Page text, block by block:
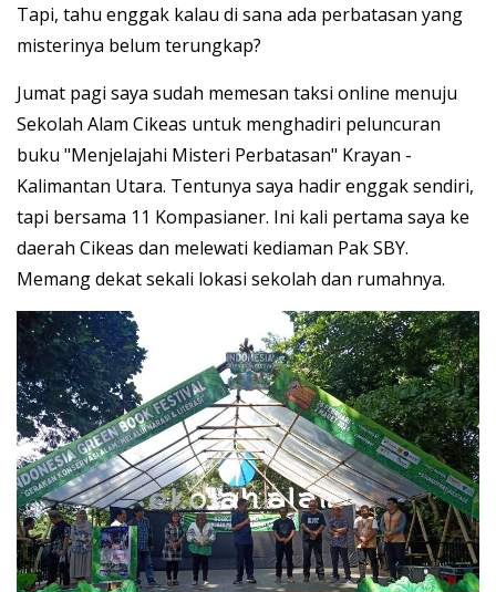
Tapi, tahu enggak kalau di sana ada perbatasan yang
misterinya belum terungkap?
Jumat pagi saya sudah memesan taksi online menuju
Sekolah Alam Cikeas untuk menghadiri peluncuran
buku "Menjelajahi Misteri Perbatasan" Krayan -
Kalimantan Utara. Tentunya saya hadir enggak sendiri,
tapi bersama 11 Kompasianer. Ini kali pertama saya ke
daerah Cikeas dan melewati kediaman Pak SBY.
Memang dekat sekali lokasi sekolah dan rumahnya.